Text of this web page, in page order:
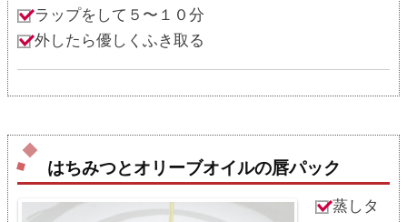
ラップをして５〜１０分
外したら優しくふき取る
はちみつとオリーブオイルの唇パック
蒸しタ